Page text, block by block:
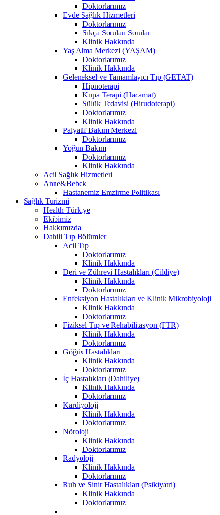
Doktorlarımız
Evde Sağlık Hizmetleri
Doktorlarımız
Sıkça Sorulan Sorular
Klinik Hakkında
Yaş Alma Merkezi (YAŞAM)
Doktorlarımız
Klinik Hakkında
Geleneksel ve Tamamlayıcı Tıp (GETAT)
Hipnoterapi
Kupa Terapi (Hacamat)
Sülük Tedavisi (Hirudoterapi)
Doktorlarımız
Klinik Hakkında
Palyatif Bakım Merkezi
Doktorlarımız
Yoğun Bakım
Doktorlarımız
Klinik Hakkında
Acil Sağlık Hizmetleri
Anne&Bebek
Hastanemiz Emzirme Politikası
Sağlık Turizmi
Health Türkiye
Ekibimiz
Hakkımızda
Dahili Tıp Bölümler
Acil Tıp
Doktorlarımız
Klinik Hakkında
Deri ve Zührevi Hastalıkları (Cildiye)
Klinik Hakkında
Doktorlarımız
Enfeksiyon Hastalıkları ve Klinik Mikrobiyoloji
Klinik Hakkında
Doktorlarımız
Fiziksel Tıp ve Rehabilitasyon (FTR)
Klinik Hakkında
Doktorlarımız
Göğüs Hastalıkları
Klinik Hakkında
Doktorlarımız
İç Hastalıkları (Dahiliye)
Klinik Hakkında
Doktorlarımız
Kardiyoloji
Klinik Hakkında
Doktorlarımız
Nöroloji
Klinik Hakkında
Doktorlarımız
Radyoloji
Klinik Hakkında
Doktorlarımız
Ruh ve Sinir Hastalıkları (Psikiyatri)
Klinik Hakkında
Doktorlarımız